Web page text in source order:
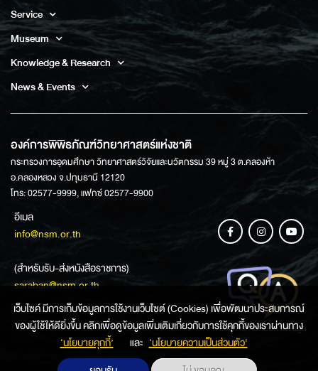
Service
Museum
Knowledge & Research
News & Events
องค์การพิพิธภัณฑ์วิทยาศาสตร์แห่งชาติ
กระทรวงการอุดมศึกษา วิทยาศาสตร์วิจัยและนวัตกรรม 39 หมู่ 3 ต.คลองห้า
อ.คลองหลวง จ.ปทุมธานี 12120
โทร: 02577-9999, แฟกซ์ 02577-9900
อีเมล
info@nsm.or.th
(สำหรับรับ-ส่งหนังสือราชการ)
saraban@nsm.or.th
ช่องทางการสอบถามข้อมูล
เว็บไซค์ มีการเก็บข้อมูลการใช้งานเว็บไซต์ (Cookies) เพื่อพัฒนาประสบการณ์
ของผู้ใช้ให้ดียิ่งขึ้น คลิกเพื่อดูข้อมูลเพิ่มเติมเกี่ยวกับการใช้คุกกี้ของเราผ่านทาง
‘นโยบายคุกกี้’
และ ‘นโยบายความเป็นส่วนตัว'